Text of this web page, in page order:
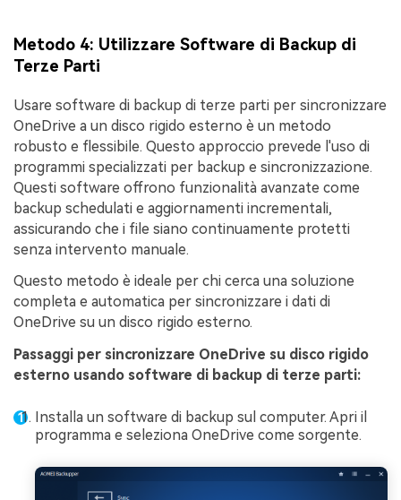
Metodo 4: Utilizzare Software di Backup di
Terze Parti
Usare software di backup di terze parti per sincronizzare
OneDrive a un disco rigido esterno è un metodo
robusto e flessibile. Questo approccio prevede l'uso di
programmi specializzati per backup e sincronizzazione.
Questi software offrono funzionalità avanzate come
backup schedulati e aggiornamenti incrementali,
assicurando che i file siano continuamente protetti
senza intervento manuale.
Questo metodo è ideale per chi cerca una soluzione
completa e automatica per sincronizzare i dati di
OneDrive su un disco rigido esterno.
Passaggi per sincronizzare OneDrive su disco rigido
esterno usando software di backup di terze parti:
Installa un software di backup sul computer. Apri il
programma e seleziona OneDrive come sorgente.